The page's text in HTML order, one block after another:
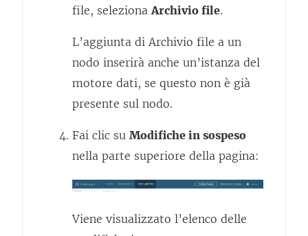
file, selezionaArchivio file.
L’aggiunta di Archivio file a un
nodo inserirà anche un’istanza del
motore dati, se questo non è già
presente sul nodo.
Fai clic su Modifiche in sospeso
nella parte superiore della pagina:
Viene visualizzato l’elenco delle